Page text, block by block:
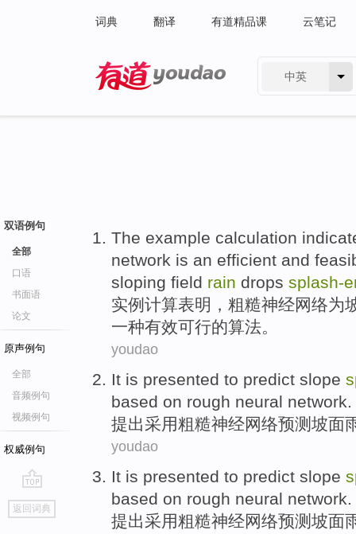
词典 翻译 有道精品课 云笔记
中英
双语例句
全部
口语
书面语
论文
原声例句
全部
音频例句
视频例句
权威例句
go
top
返回词典
The example calculation
network is an efficient and
sloping field rain drops splash-
实例 计算表明 ， 粗糙神经网络为
一种有效可行的算法。
youdao
It is presented to predict slope
based on rough neural network.
提出采用粗糙神经网络预测 坡面
youdao
It is presented to predict slope
based on rough neural network
提出采用粗糙神经网络预测 坡面